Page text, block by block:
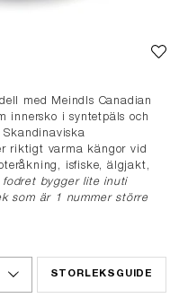
med Meindls Canadian
innersko i syntetpäls och
riktigt varma kängor vid
isfiske, älgjakt,
fodret bygger lite inuti
som är 1 nummer större
STORLEKSGUIDE